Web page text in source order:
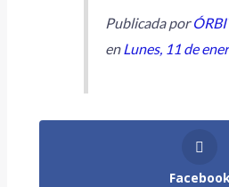
Publicada por
en Lunes, 11 de
Facebook